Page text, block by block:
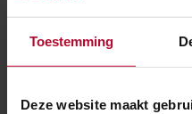
Toestemming
Deze website maakt
geopend zijn Maastricht-
Zoetermeer. Voor alle
lokale en/of regionale